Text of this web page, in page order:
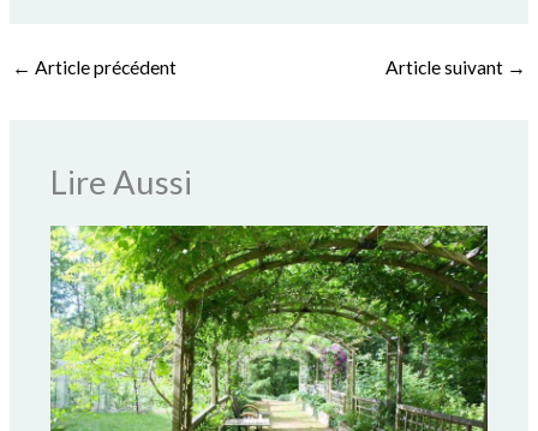
← Article précédent Article suivant →
Lire Aussi